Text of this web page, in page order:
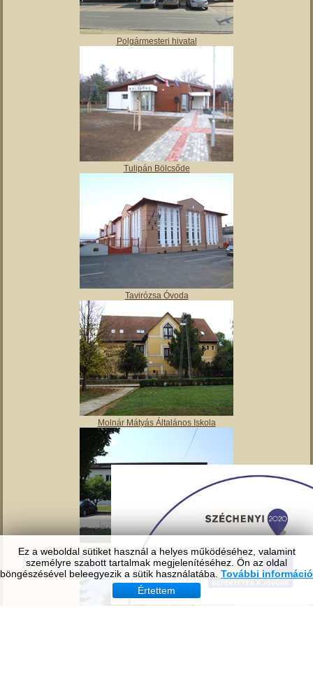
Ez a weboldal sütiket használ a helyes működéséhez, valamint
személyre szabott tartalmak megjelenítéséhez. Ön az oldal
böngészésével beleegyezik a sütik használatába. További információ
Értettem
Angyalos
Polgármesteri hivatal
Tulipán Bölcsőde
Molnár Mátyás Általános Iskola